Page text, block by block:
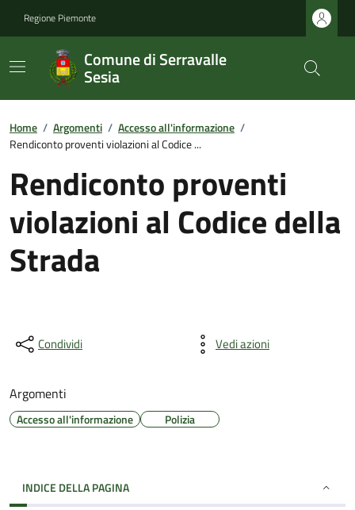
Regione Piemonte
Comune di Serravalle
Sesia
Home / Argomenti / Accesso all'informazione /
Rendiconto proventi violazioni al Codice ...
Rendiconto proventi
violazioni al Codice della
Strada
Condividi Vedi azioni
Argomenti
Accesso all'informazione Polizia
INDICE DELLA PAGINA